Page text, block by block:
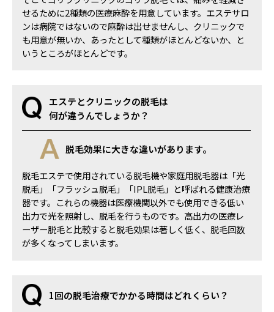
せるために2種類の医療麻酔を用意しています。エステサロ
ンは病院ではないので麻酔は出せませんし、クリニックで
も用意が無いか、あったとして種類がほとんどないか、と
いうところがほとんどです。
エステとクリニックの脱毛は
何が違うんでしょうか？
脱毛効果に大きな違いがあります。
脱毛エステで使用されている脱毛機や家庭用脱毛器は「光
脱毛」「フラッシュ脱毛」「IPL脱毛」と呼ばれる健康治療
器です。これらの機器は医療機関以外でも使用できる低い
出力で光を照射し、脱毛を行うものです。高出力の医療レ
ーザー脱毛と比較すると脱毛効果は著しく低く、脱毛回数
が多くなってしまいます。
1回の脱毛治療でかかる時間はどれくらい？